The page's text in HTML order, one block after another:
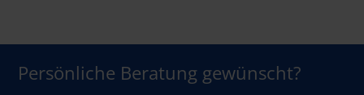
Persönliche Beratung gewünscht?